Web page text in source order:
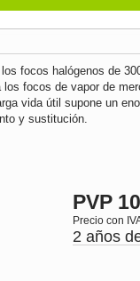
focos halógenos de
los focos de vapor de
vida útil supone un
y sustitución.
PVP
Precio con
2 años